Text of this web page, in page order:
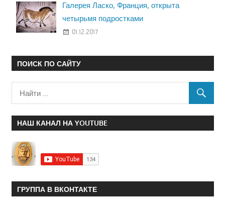
Галерея Ласко, Франция, открыта
четырьмя подростками
01.12.2017
ПОИСК ПО САЙТУ
НАШ КАНАЛ НА YOUTUBE
ГРУППА В ВКОНТАКТЕ